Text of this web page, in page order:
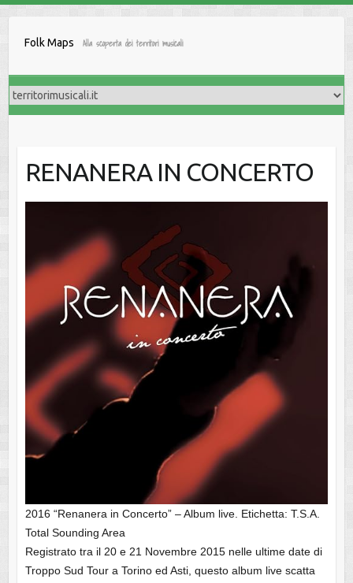
Folk Maps Alla scoperta dei territori musicali
RENANERA IN CONCERTO
2016 “Renanera in Concerto” – Album live. Etichetta: T.S.A.
Total Sounding Area
Registrato tra il 20 e 21 Novembre 2015 nelle ultime date di
Troppo Sud Tour a Torino ed Asti, questo album live scatta